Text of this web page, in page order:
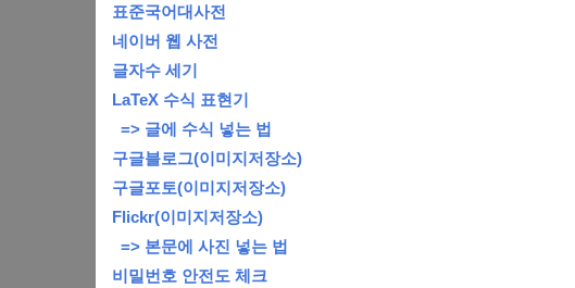
표준국어대사전
네이버 웹 사전
글자수 세기
LaTeX 수식 표현기
=> 글에 수식 넣는 법
구글블로그(이미지저장소)
구글포토(이미지저장소)
Flickr(이미지저장소)
=> 본문에 사진 넣는 법
비밀번호 안전도 체크